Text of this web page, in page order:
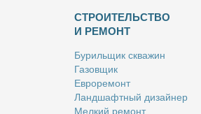
СТРОИТЕЛЬСТВО
И РЕМОНТ
Бу­риль­щик сква­жин
Га­зов­щик
Ев­ро­ре­монт
Ланд­шафт­ный ди­зай­нер
Мел­кий ре­монт